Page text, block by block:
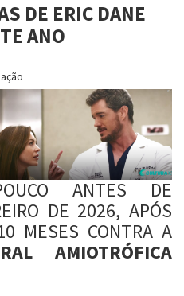
DE ERIC DANE
ANO
ANTES DE
DE 2026, APÓS
MESES CONTRA A
AMIOTRÓFICA